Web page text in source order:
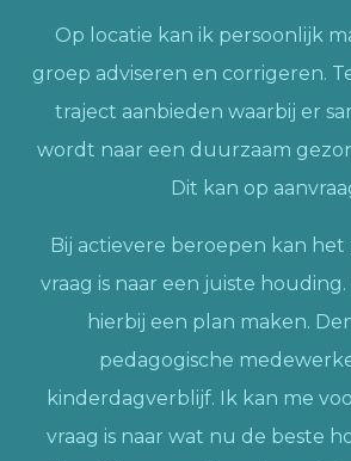
Op locatie kan ik persoonlijk
groep adviseren en corrigeren.
traject aanbieden waarbij er
wordt naar een duurzaam
Dit kan op
Bij actievere beroepen kan het
vraag is naar een juiste
hierbij een plan maken.
pedagogische
kinderdagverblijf. Ik kan me
vraag is naar wat nu de beste